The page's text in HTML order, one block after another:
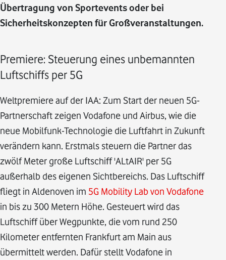
Übertragung von Sportevents oder bei
Sicherheitskonzepten für Großveranstaltungen.
Premiere: Steuerung eines unbemannten
Luftschiffs per 5G
Weltpremiere auf der IAA: Zum Start der neuen 5G-
Partnerschaft zeigen Vodafone und Airbus, wie die
neue Mobilfunk-Technologie die Luftfahrt in Zukunft
verändern kann. Erstmals steuern die Partner das
zwölf Meter große Luftschiff 'ALtAIR' per 5G
außerhalb des eigenen Sichtbereichs. Das Luftschiff
fliegt in Aldenoven im 5G Mobility Lab von Vodafone
in bis zu 300 Metern Höhe. Gesteuert wird das
Luftschiff über Wegpunkte, die vom rund 250
Kilometer entfernten Frankfurt am Main aus
übermittelt werden. Dafür stellt Vodafone in